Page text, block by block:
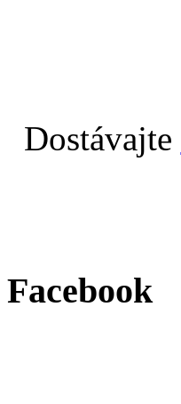
Dostávajte
Facebook